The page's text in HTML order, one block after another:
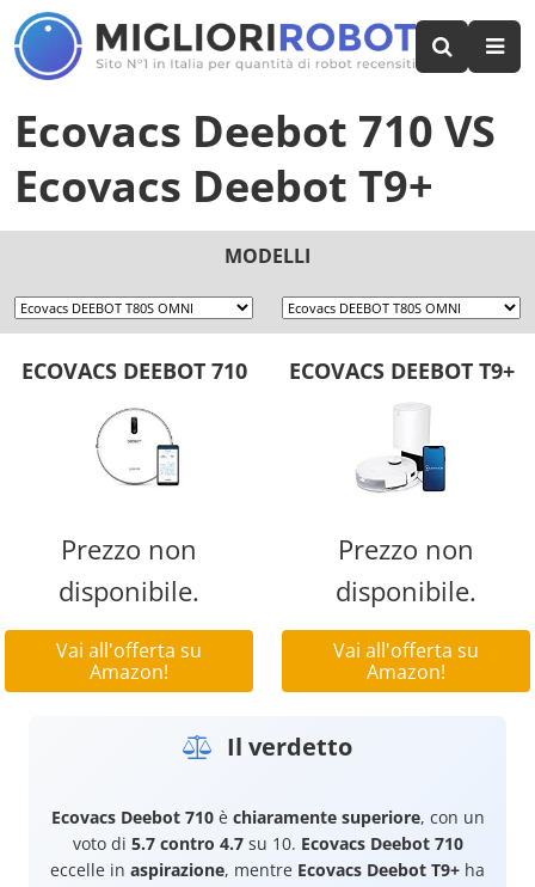
Ecovacs Deebot 710 VS
Ecovacs Deebot T9+
MODELLI
ECOVACS DEEBOT 710 ECOVACS DEEBOT T9+
Prezzo non
disponibile.
Vai all'offerta su
Amazon!
Prezzo non
disponibile.
Vai all'offerta su
Amazon!
Il verdetto
Ecovacs Deebot 710è chiaramente superiore, con un
voto di 5.7 contro 4.7su 10. Ecovacs Deebot 710
eccelle in aspirazione, mentre Ecovacs Deebot T9+ ha